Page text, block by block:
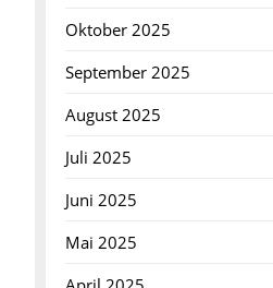
Oktober 2025
September 2025
August 2025
Juli 2025
Juni 2025
Mai 2025